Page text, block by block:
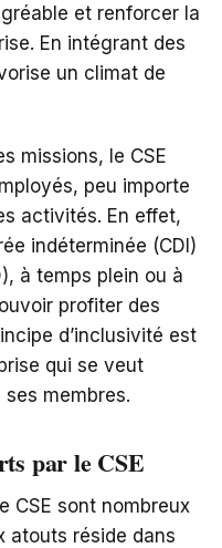
et renforcer la
En intégrant des
un climat de
missions, le CSE
peu importe
activités. En effet,
indéterminée (CDI)
à temps plein ou à
profiter des
d’inclusivité est
qui se veut
membres.
par le CSE
CSE sont nombreux
atouts réside dans